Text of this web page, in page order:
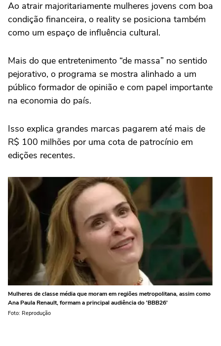
Ao atrair majoritariamente mulheres jovens com boa
condição financeira, o reality se posiciona também
como um espaço de influência cultural.
Mais do que entretenimento “de massa” no sentido
pejorativo, o programa se mostra alinhado a um
público formador de opinião e com papel importante
na economia do país.
Isso explica grandes marcas pagarem até mais de
R$ 100 milhões por uma cota de patrocínio em
edições recentes.
Mulheres de classe média que moram em regiões metropolitana, assim como
Ana Paula Renault, formam a principal audiência do 'BBB26'
Foto: Reprodução